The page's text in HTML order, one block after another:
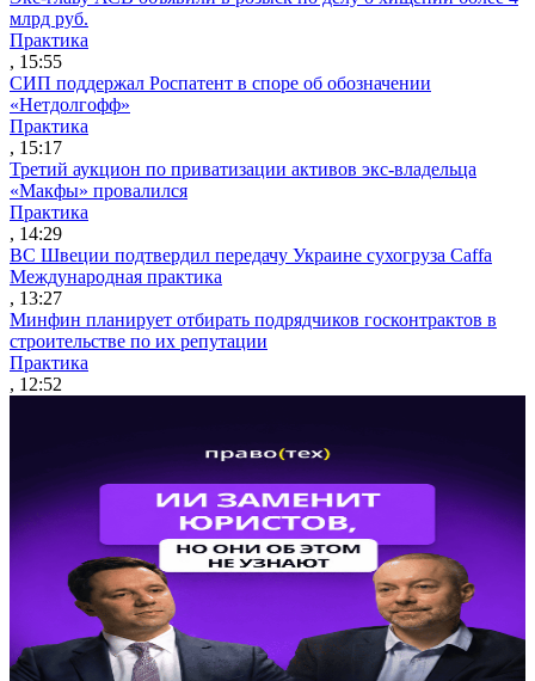
млрд руб.
Практика
, 15:55
СИП поддержал Роспатент в споре об обозначении
«Нетдолгофф»
Практика
, 15:17
Третий аукцион по приватизации активов экс-владельца
«Макфы» провалился
Практика
, 14:29
ВС Швеции подтвердил передачу Украине сухогруза Caffa
Международная практика
, 13:27
Минфин планирует отбирать подрядчиков госконтрактов в
строительстве по их репутации
Практика
, 12:52